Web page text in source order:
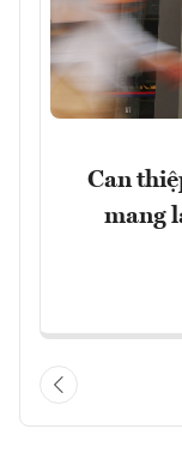
Can
mang